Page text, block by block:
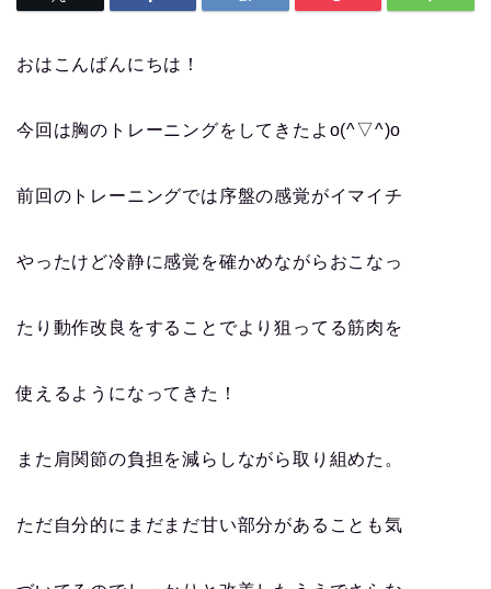
おはこんばんにちは！
今回は胸のトレーニングをしてきたよo(^▽^)o
前回のトレーニングでは序盤の感覚がイマイチ
やったけど冷静に感覚を確かめながらおこなっ
たり動作改良をすることでより狙ってる筋肉を
使えるようになってきた！
また肩関節の負担を減らしながら取り組めた。
ただ自分的にまだまだ甘い部分があることも気